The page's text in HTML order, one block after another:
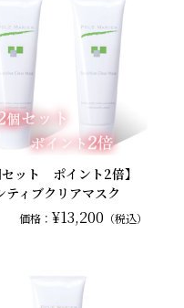
セット ポイント2倍】
ティブクリアマスク
価格： ¥13,200 （税込）